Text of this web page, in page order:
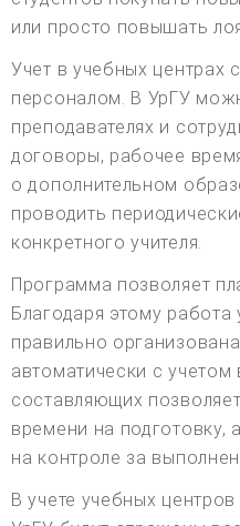
или просто повышать
Учет в учебных центрах
персоналом. В УрГУ
преподавателях и
договоры, рабочее
о дополнительном
проводить
конкретного учителя.
Программа позволяет
Благодаря этому
правильно
автоматически с
составляющих
времени на подготовку,
на контроле за
В учете учебных